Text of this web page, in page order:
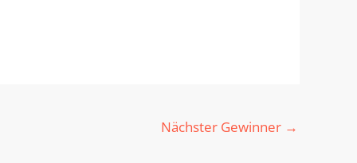
Nächster Gewinner →